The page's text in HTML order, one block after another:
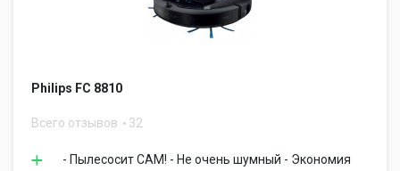
Philips FC 8810
Всего отзывов 32
- Пылесосит САМ! - Не очень шумный - Экономия